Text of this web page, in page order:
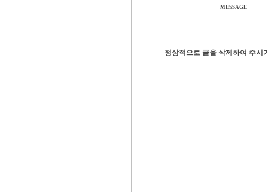
MESSAGE
정상적으로 글을 삭제하여 주시